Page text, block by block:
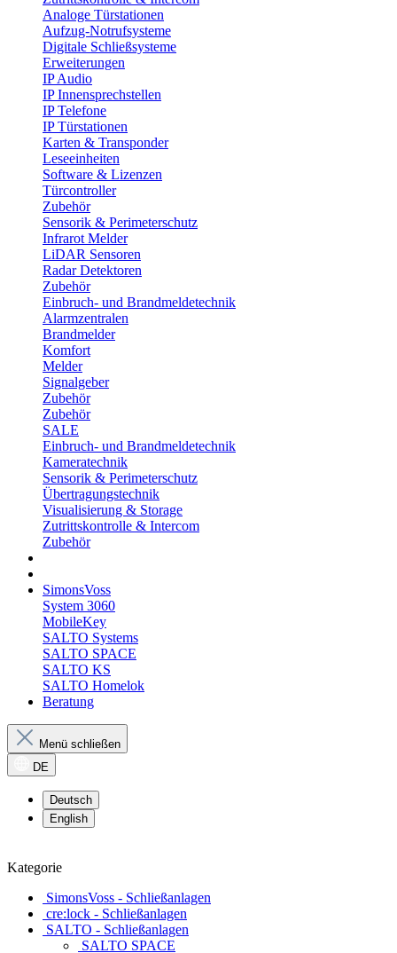
Analoge Türstationen
Aufzug-Notrufsysteme
Digitale Schließsysteme
Erweiterungen
IP Audio
IP Innensprechstellen
IP Telefone
IP Türstationen
Karten & Transponder
Leseeinheiten
Software & Lizenzen
Türcontroller
Zubehör
Sensorik & Perimeterschutz
Infrarot Melder
LiDAR Sensoren
Radar Detektoren
Zubehör
Einbruch- und Brandmeldetechnik
Alarmzentralen
Brandmelder
Komfort
Melder
Signalgeber
Zubehör
Zubehör
SALE
Einbruch- und Brandmeldetechnik
Kameratechnik
Sensorik & Perimeterschutz
Übertragungstechnik
Visualisierung & Storage
Zutrittskontrolle & Intercom
Zubehör
SimonsVoss
System 3060
MobileKey
SALTO Systems
SALTO SPACE
SALTO KS
SALTO Homelok
Beratung
Menü schließen
DE
Deutsch
English
Kategorie
SimonsVoss - Schließanlagen
cre:lock - Schließanlagen
SALTO - Schließanlagen
SALTO SPACE